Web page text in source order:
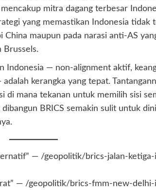
mitra dagang terbesar
yang memastikan Indonesia tidak
maupun pada narasi anti-AS
Brussels.
Indonesia — non-alignment aktif,
kerangka yang tepat.
di mana tekanan untuk memilih sisi
BRICS semakin sulit untuk
— /geopolitik/brics-jalan-
— /geopolitik/brics-fmm-new-